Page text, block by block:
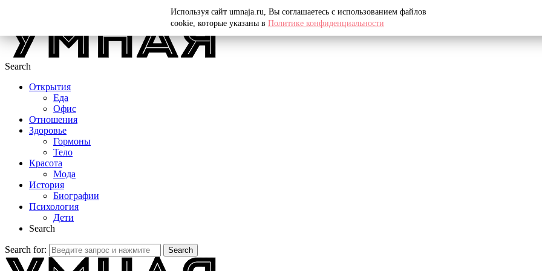
Search
Открытия
Еда
Офис
Отношения
Здоровье
Гормоны
Тело
Красота
Мода
История
Биографии
Психология
Дети
Search
Search for: Search
Используя сайт umnaja.ru, Вы соглашаетесь с использованием файлов
cookie, которые указаны в Политике конфиденциальности